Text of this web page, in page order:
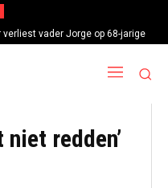
vader Jorge op 68-jarige
niet redden’